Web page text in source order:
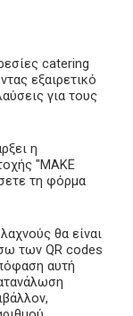
catering
εξαιρετικό
για τους
η
"MAKE
τη φόρμα
θα είναι
των QR codes
αυτή